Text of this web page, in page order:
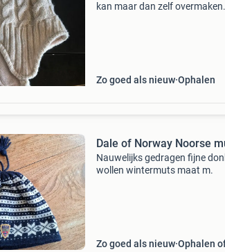
kan maar dan zelf
Zo goed als nieuw Ophalen
Dale of Norway Noorse
Nauwelijks gedragen fijne
wollen wintermuts maat m.
Zo goed als nieuw Ophalen